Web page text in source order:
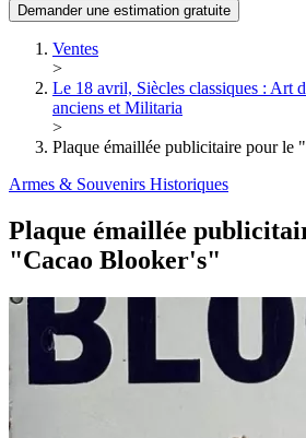
Demander une estimation gratuite
Ventes
>
Le 18 avril, Siècles classiques : Art
anciens et Militaria
>
Plaque émaillée publicitaire pour le
Armes & Souvenirs Historiques
Plaque émaillée
"Cacao Blooker's"